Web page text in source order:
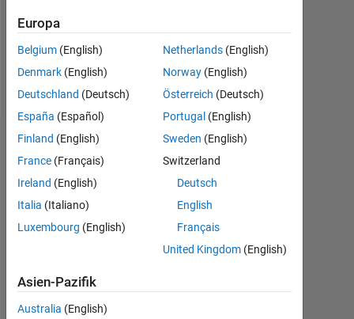
Follow
Nachricht
Abzeichen
SP's
Abzeichen
MATLAB
Europa
Belgium (English)
Denmark (English)
Deutschland (Deutsch)
España (Español)
Finland (English)
France (Français)
Ireland (English)
Italia (Italiano)
Luxembourg (English)
Netherlands (English)
Norway (English)
Österreich (Deutsch)
Portugal (English)
Sweden (English)
Switzerland
Deutsch
English
Français
United Kingdom (English)
Asien-Pazifik
Australia (English)